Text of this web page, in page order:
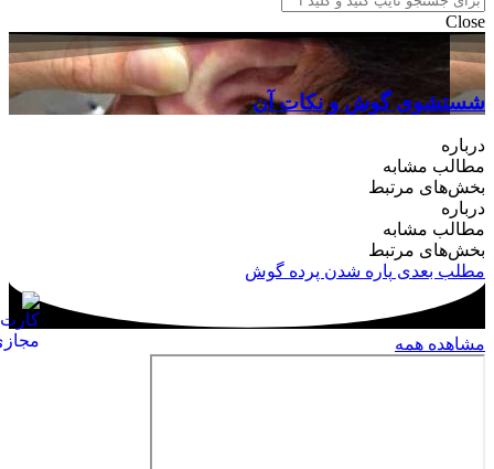
Close
شستشوی گوش و نکات آن
درباره
مطالب مشابه
بخش‌های مرتبط
درباره
مطالب مشابه
بخش‌های مرتبط
مطلب بعدی پاره شدن پرده گوش
مشاهده همه